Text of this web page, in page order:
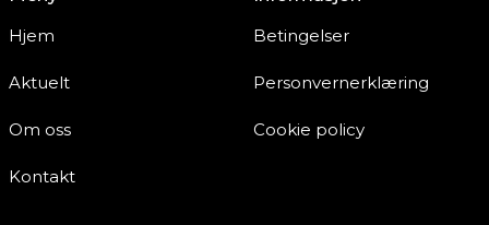
Hjem
Aktuelt
Om oss
Kontakt
Betingelser
Personvernerklæring
Cookie policy